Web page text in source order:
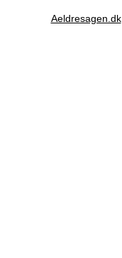
Aeldresagen.dk